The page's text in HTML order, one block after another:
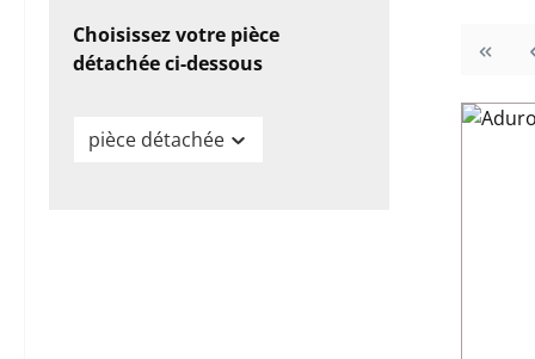
Choisissez votre pièce
détachée ci-dessous
pièce détachée